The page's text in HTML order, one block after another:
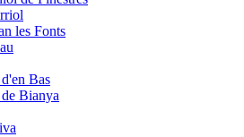
les Fonts
Bas
Bianya